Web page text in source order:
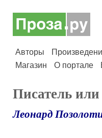
Авторы
Магазин
О портале
Писатель или
Леонард